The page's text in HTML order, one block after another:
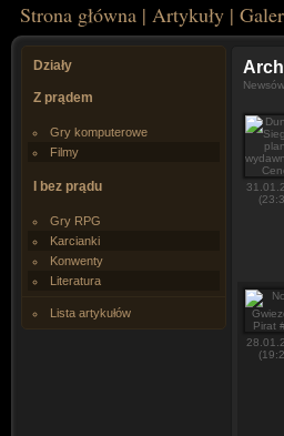
Strona główna | Artykuły |
Działy
Z prądem
Gry komputerowe
Filmy
I bez prądu
Gry RPG
Karcianki
Konwenty
Literatura
Lista artykułów